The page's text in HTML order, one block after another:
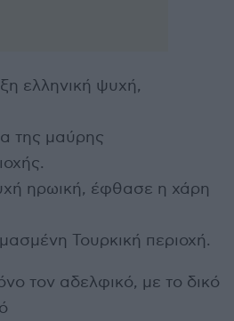
ελληνική ψυχή,
της μαύρης
ηρωική, έφθασε η χάρη
Τουρκική περιοχή.
τον αδελφικό, με το δικό